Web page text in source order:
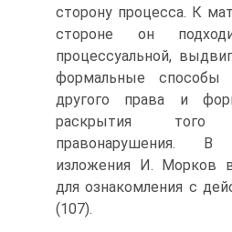
сторону процесса. К
стороне он
процессуальной,
формальные
другого права и
раскрытия
правонарушения.
изложения И. Морков
для ознакомления с
(107).